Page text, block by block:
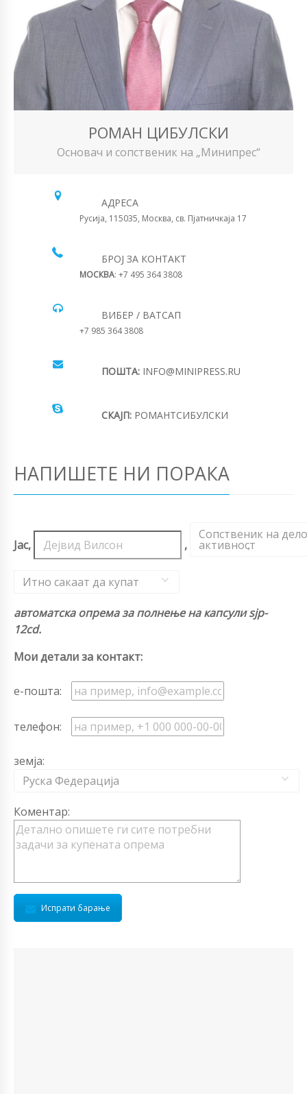
РОМАН ЦИБУЛСКИ
Основач и сопственик на „Минипрес“
АДРЕСА
Русија, 115035, Москва, св. Пјатничкаја 17
БРОЈ ЗА КОНТАКТ
МОСКВА: +7 495 364 3808
ВИБЕР / ВАТСАП
+7 985 364 3808
ПОШТА: INFO@MINIPRESS.RU
СКАЈП: РОМАНТСИБУЛСКИ
НАПИШЕТЕ НИ ПОРАКА
Јас, ,
Сопственик на
активност
,
Итно сакаат да купат
автоматска опрема за полнење на капсули sjp-
12cd.
Мои детали за контакт:
е-пошта:
телефон:
земја:
Руска Федерација
Коментар:
Испрати барање